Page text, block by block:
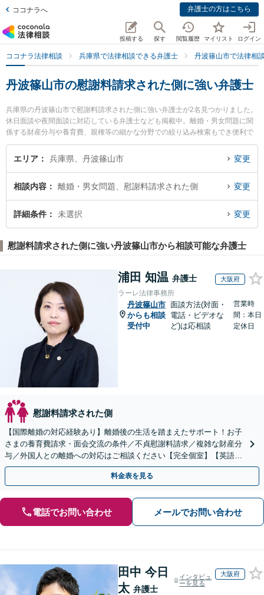
ココナラへ 弁護士の方はこちら
投稿する 探す 閲覧履歴 マイリスト ログイン
ココナラ法律相談 兵庫県で法律相談できる弁護士 丹波篠山市で法律相
丹波篠山市の慰謝料請求された側に強い弁護士
兵庫県の丹波篠山市で慰謝料請求された側に強い弁護士が2名見つかりました。
休日面談や夜間面談に対応している弁護士なども掲載中。離婚・男女問題に関
係する財産分与や養育費、親権等の細かな分野での絞り込み検索もでき便利で
す。特に弁護士法人筧法律事務所 篠山支所の筧 宗憲弁護士や弁護士法人近畿フ
ロンティア法律事務所 篠山オフィスの田渕 仁士弁護士のプロフィール情報や弁
求された側のトラブル解決の実績豊富な近くの弁護士を検索したい』『初回相
談無料で慰謝料請求された側を法律相談できる丹波篠山市内の弁護士に相談予
約したい』などでお困りの相談者さんにおすすめです。
エリア 兵庫県、丹波篠山市 変更
相談内容 離婚・男女問題、慰謝料請求された側 変更
詳細条件 未選択 変更
慰謝料請求された側に強い丹波篠山市から相談可能な弁護士
浦田 知温 弁護士 大阪府
ラーレ法律事務所
丹波篠山市
からも相談
受付中
面談方法(対面・
電話・ビデオな
ど)は応相談
営業時
間：本日
定休日
慰謝料請求された側
【国際離婚の対応経験あり】離婚後の生活を踏まえたサポート！お子
さまの養育費請求・面会交流の条件／不貞慰謝料請求／複雑な財産分
与／外国人との離婚への対応はご相談ください【完全個室】【英語対
応可】【大阪天満宮駅5分】
料金表を見る
電話でお問い合わせ メールでお問い合わせ
田中 今日
太 弁護士
インタビュ
ーを見る
大阪府